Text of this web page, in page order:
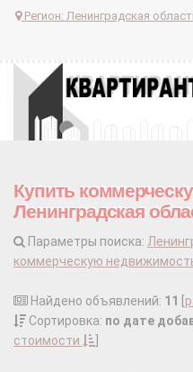
Регион: Ленинградская
Купить
Ленинградская
Параметры поиска:
коммерческую
Найдено объявлений: 11
Сортировка: по дате
стоимости